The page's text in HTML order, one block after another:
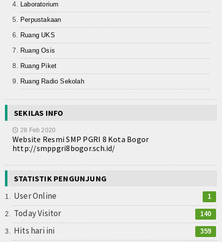
Laboratorium
Perpustakaan
Ruang UKS
Ruang Osis
Ruang Piket
Ruang Radio Sekolah
SEKILAS INFO
🕔 28 Feb 2020
Website Resmi SMP PGRI 8 Kota Bogor
http://smppgri8bogor.sch.id/
STATISTIK PENGUNJUNG
User Online 1
Today Visitor 140
Hits hari ini 359